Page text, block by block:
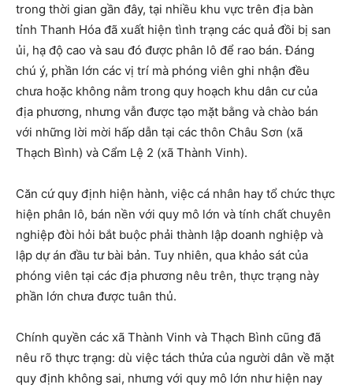
trong thời gian gần đây, tại nhiều khu vực trên địa bàn
tỉnh Thanh Hóa đã xuất hiện tình trạng các quả đồi bị san
ủi, hạ độ cao và sau đó được phân lô để rao bán. Đáng
chú ý, phần lớn các vị trí mà phóng viên ghi nhận đều
chưa hoặc không nằm trong quy hoạch khu dân cư của
địa phương, nhưng vẫn được tạo mặt bằng và chào bán
với những lời mời hấp dẫn tại các thôn Châu Sơn (xã
Thạch Bình) và Cẩm Lệ 2 (xã Thành Vinh).
Căn cứ quy định hiện hành, việc cá nhân hay tổ chức thực
hiện phân lô, bán nền với quy mô lớn và tính chất chuyên
nghiệp đòi hỏi bắt buộc phải thành lập doanh nghiệp và
lập dự án đầu tư bài bản. Tuy nhiên, qua khảo sát của
phóng viên tại các địa phương nêu trên, thực trạng này
phần lớn chưa được tuân thủ.
Chính quyền các xã Thành Vinh và Thạch Bình cũng đã
nêu rõ thực trạng: dù việc tách thửa của người dân về mặt
quy định không sai, nhưng với quy mô lớn như hiện nay